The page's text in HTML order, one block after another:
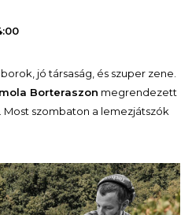
jó társaság, és szuper zene.
Borteraszon megrendezett
Most szombaton a lemezjátszók